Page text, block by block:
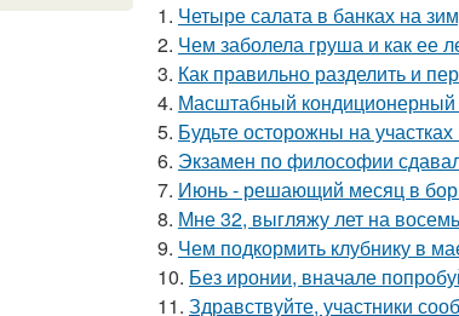
1. Четыре салата в банках на
2. Чем заболела груша и как ее
3. Как правильно разделить и
4. Масштабный кондиционерный
5. Будьте осторожны на
6. Экзамен по философии
7. Июнь - решающий месяц в
8. Мне 32, выгляжу лет на
9. Чем подкормить клубнику в
10. Без иронии, вначале
11. Здравствуйте, участники